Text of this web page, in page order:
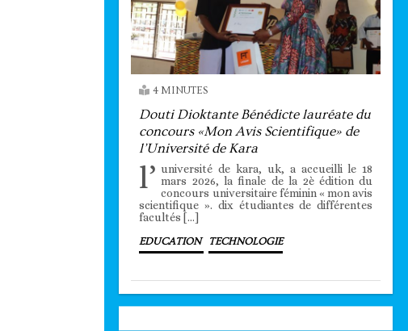
4 MINUTES
Douti Dioktante Bénédicte lauréate du
concours «Mon Avis Scientifique» de
l’Université de Kara
l’ université de kara, uk, a accueilli le 18
mars 2026, la finale de la 2è édition du
concours universitaire féminin « mon avis
scientifique ». dix étudiantes de différentes
facultés […]
EDUCATION TECHNOLOGIE